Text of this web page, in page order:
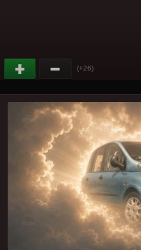
(+26)